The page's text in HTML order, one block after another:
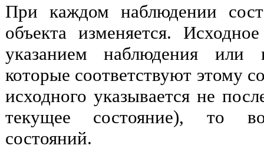
При каждом наблюдении
объекта изменяется.
указанием наблюдения или
которые соответствуют этому
исходного указывается не
текущее состояние), то
состояний.